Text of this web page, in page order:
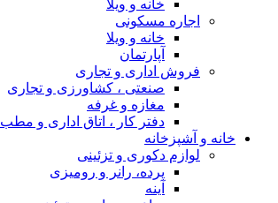
خانه و ویلا
اجاره مسکونی
خانه و ویلا
آپارتمان
فروش اداری و تجاری
صنعتی ، کشاورزی و تجاری
مغازه و غرفه
دفتر کار ، اتاق اداری و مطب
خانه و آشپزخانه
لوازم دکوری و تزئینی
پرده، رانر و رومیزی
آینه